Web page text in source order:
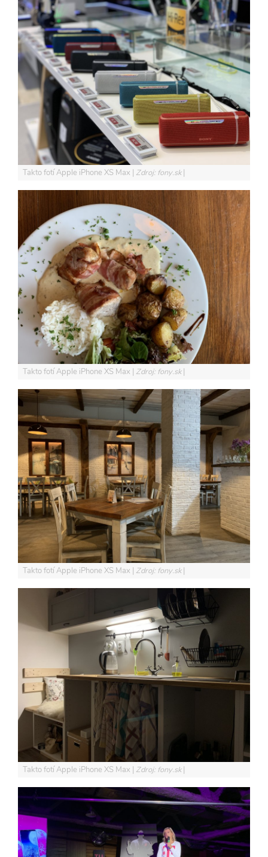
Takto fotí Apple iPhone XS Max Zdroj: fony.sk
Takto fotí Apple iPhone XS Max Zdroj: fony.sk
Takto fotí Apple iPhone XS Max Zdroj: fony.sk
Takto fotí Apple iPhone XS Max Zdroj: fony.sk